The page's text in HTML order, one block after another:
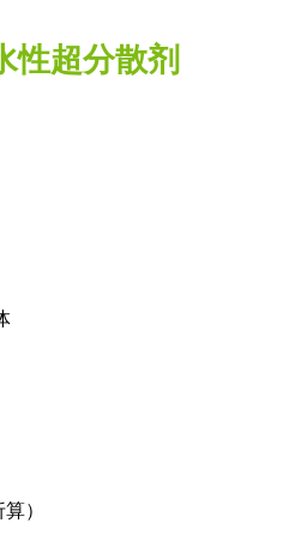
性超分散剂
）